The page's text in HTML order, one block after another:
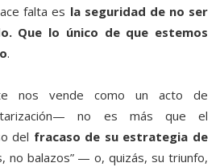
falta es la seguridad de no ser
Que lo único de que estemos
.
nos vende como un acto de
no es más que el
del fracaso de su estrategia de
no balazos” — o, quizás, su triunfo,